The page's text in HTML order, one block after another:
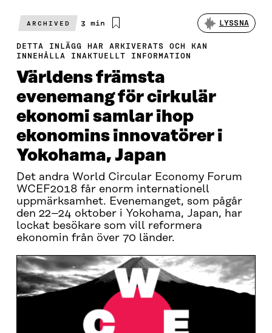
ARCHIVED
Beräknad
3 min LYSSNA
DETTA INLÄGG HAR ARKIVERATS OCH KAN
INNEHÅLLA INAKTUELLT INFORMATION
Världens främsta
evenemang för cirkulär
ekonomi samlar ihop
ekonomins innovatörer i
Yokohama, Japan
Det andra World Circular Economy Forum
WCEF2018 får enorm internationell
uppmärksamhet. Evenemanget, som pågår
den 22–24 oktober i Yokohama, Japan, har
lockat besökare som vill reformera
ekonomin från över 70 länder.